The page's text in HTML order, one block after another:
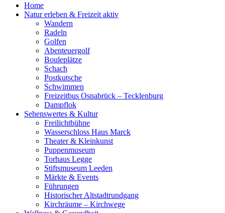
Home
Natur erleben & Freizeit aktiv
Wandern
Radeln
Golfen
Abenteuergolf
Bouleplätze
Schach
Postkutsche
Schwimmen
Freizeitbus Osnabrück – Tecklenburg
Dampflok
Sehenswertes & Kultur
Freilichtbühne
Wasserschloss Haus Marck
Theater & Kleinkunst
Puppenmuseum
Torhaus Legge
Stiftsmuseum Leeden
Märkte & Events
Führungen
Historischer Altstadtrundgang
Kirchräume – Kirchwege